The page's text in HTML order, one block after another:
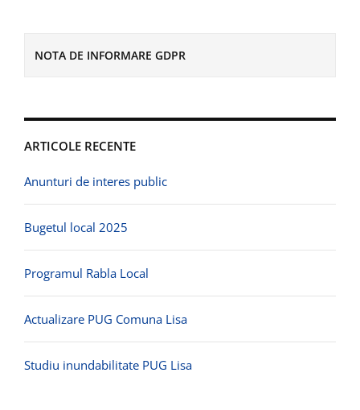
NOTA DE INFORMARE GDPR
ARTICOLE RECENTE
Anunturi de interes public
Bugetul local 2025
Programul Rabla Local
Actualizare PUG Comuna Lisa
Studiu inundabilitate PUG Lisa